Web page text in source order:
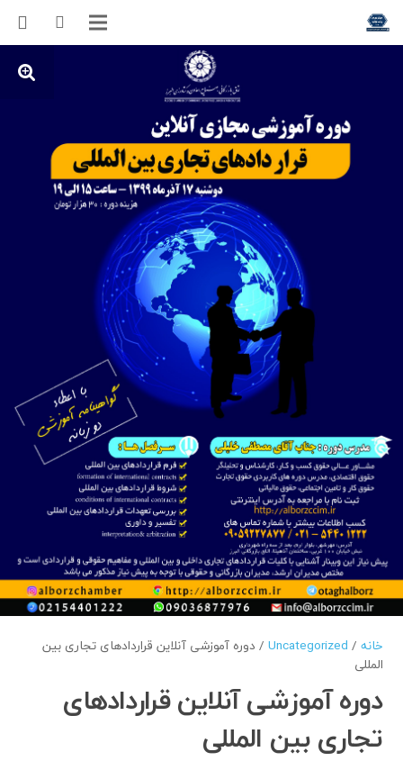
خانه /
Uncategorized / دوره آموزشی آنلاین قراردادهای تجاری بین
المللی
دوره آموزشی آنلاین قراردادهای
تجاری بین المللی